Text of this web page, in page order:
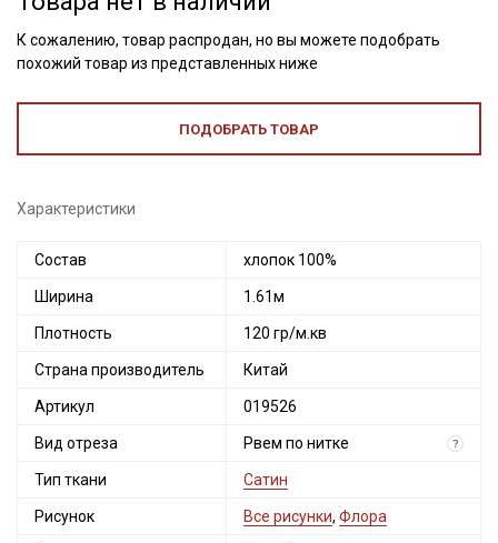
К сожалению, товар распродан, но вы можете подобрать
похожий товар из представленных ниже
ПОДОБРАТЬ ТОВАР
Характеристики
Состав хлопок 100%
Ширина 1.61м
Плотность 120 гр/м.кв
Страна производитель Китай
Артикул 019526
Вид отреза Рвем по нитке ?
Тип ткани Сатин
Рисунок Все рисунки, Флора
Мы публикуем здесь дополнительные
категории тканей